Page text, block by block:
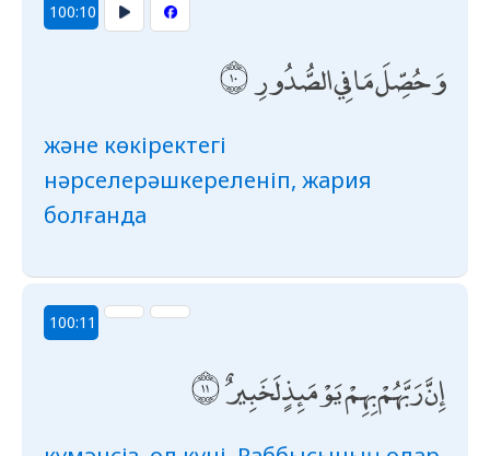
100:10
وَحُصِّلَ مَا فِي الصُّدُورِ
және көкіректегі
нәрселерәшкереленіп, жария
болғанда
100:11
إِنَّ رَبَّهُمْ بِهِمْ يَوْمَئِذٍ لَخَبِيرٌ